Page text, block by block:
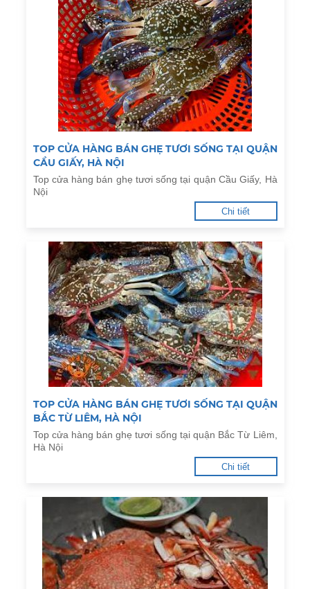
TOP CỬA HÀNG BÁN GHẸ TƯƠI SỐNG TẠI QUẬN
CẦU GIẤY, HÀ NỘI
Top cửa hàng bán ghẹ tươi sống tại quận Cầu Giấy, Hà
Nội
Chi tiết
TOP CỬA HÀNG BÁN GHẸ TƯƠI SỐNG TẠI QUẬN
BẮC TỪ LIÊM, HÀ NỘI
Top cửa hàng bán ghẹ tươi sống tại quận Bắc Từ Liêm,
Hà Nội
Chi tiết